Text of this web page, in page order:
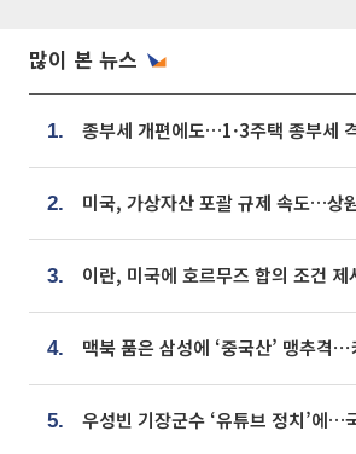
많이 본 뉴스
1.
2.
3.
4.
5.